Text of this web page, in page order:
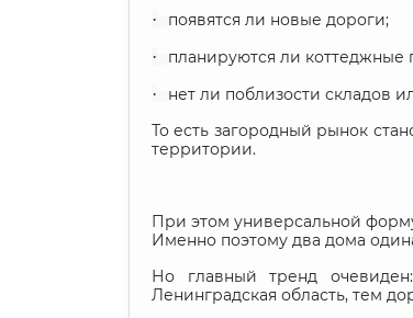
· появятся ли новые дороги;
· планируются ли коттеджные
·
нет ли поблизости складов
То есть загородный рынок
территории.
При этом универсальной
Именно поэтому два дома
Но главный тренд
Ленинградская область, тем